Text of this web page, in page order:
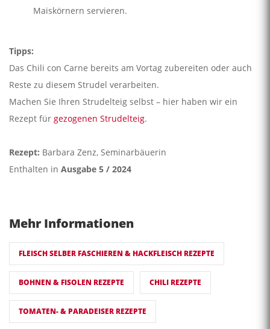
Maiskörnern servieren.
Tipps:
Das Chili con Carne bereits am Vortag zubereiten oder auch
Reste zu diesem Strudel verarbeiten.
Machen Sie Ihren Strudelteig selbst – hier haben wir ein
Rezept für gezogenen Strudelteig.
Rezept: Barbara Zenz, Seminarbäuerin
Enthalten in Ausgabe 5 / 2024
Mehr Informationen
FLEISCH SELBER FASCHIEREN & HACKFLEISCH REZEPTE
BOHNEN & FISOLEN REZEPTE CHILI REZEPTE
TOMATEN- & PARADEISER REZEPTE